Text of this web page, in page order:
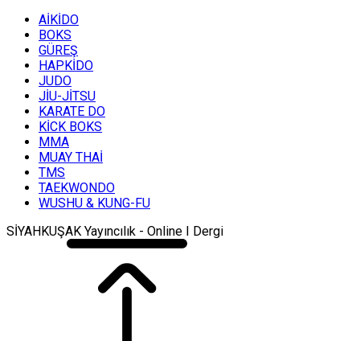
AİKİDO
BOKS
GÜREŞ
HAPKİDO
JUDO
JİU-JİTSU
KARATE DO
KİCK BOKS
MMA
MUAY THAİ
TMS
TAEKWONDO
WUSHU & KUNG-FU
SİYAHKUŞAK Yayıncılık - Online I Dergi